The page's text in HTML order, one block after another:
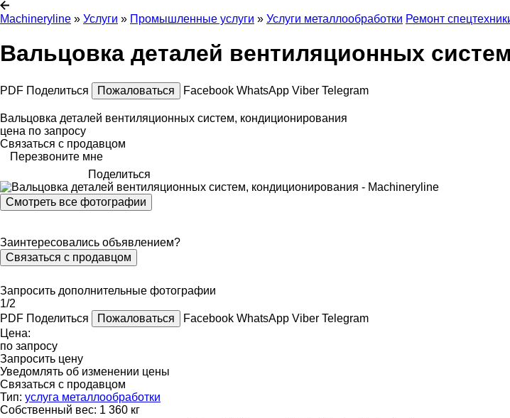
Machineryline » Услуги » Промышленные услуги » Услуги металлообработки Ремонт
Вальцовка деталей вентиляционных
PDF Поделиться Пожаловаться Facebook WhatsApp Viber Telegram
Вальцовка деталей вентиляционных систем, кондиционирования
цена по запросу
Связаться с продавцом
Перезвоните мне
Поделиться
Смотреть все фотографии
Заинтересовались объявлением?
Связаться с продавцом
Запросить дополнительные фотографии
1/2
PDF Поделиться Пожаловаться Facebook WhatsApp Viber Telegram
Цена:
по запросу
Запросить цену
Уведомлять об изменении цены
Связаться с продавцом
Тип: услуга металлообработки
Собственный вес: 1 360 кг